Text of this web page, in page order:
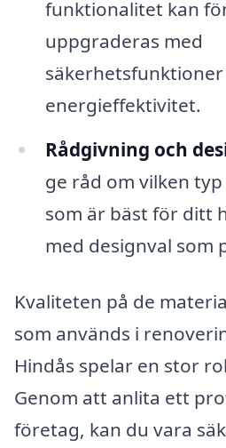
funktionalitet kan
uppgraderas med
energieffektivitet.
Rådgivning och
ge råd om vilken
som är bäst för ditt
med designval som
Kvaliteten på de
som används i
Hindås spelar en stor
Genom att anlita ett
företag, kan du vara